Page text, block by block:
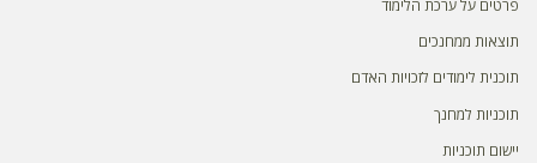
פרטים על ערכת הלימוד
תוצאות ממחנכים
תוכנית לימודים לזכויות האדם
תוכניות למחנך
יישום תוכניות